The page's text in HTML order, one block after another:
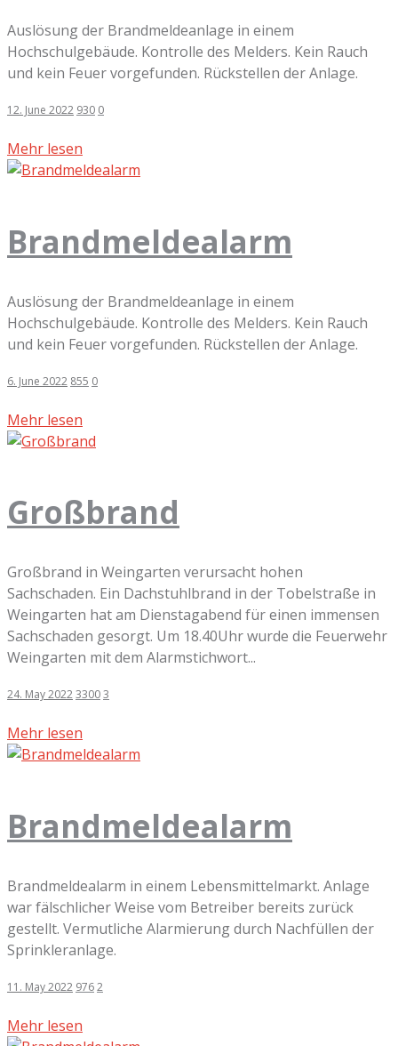
Auslösung der Brandmeldeanlage in einem
Hochschulgebäude. Kontrolle des Melders. Kein Rauch
und kein Feuer vorgefunden. Rückstellen der Anlage.
12. June 2022 930 0
Mehr lesen
Brandmeldealarm
Auslösung der Brandmeldeanlage in einem
Hochschulgebäude. Kontrolle des Melders. Kein Rauch
und kein Feuer vorgefunden. Rückstellen der Anlage.
6. June 2022 855 0
Mehr lesen
Großbrand
Großbrand in Weingarten verursacht hohen
Sachschaden. Ein Dachstuhlbrand in der Tobelstraße in
Weingarten hat am Dienstagabend für einen immensen
Sachschaden gesorgt. Um 18.40Uhr wurde die Feuerwehr
Weingarten mit dem Alarmstichwort...
24. May 202233003
Mehr lesen
Brandmeldealarm
Brandmeldealarm in einem Lebensmittelmarkt. Anlage
war fälschlicher Weise vom Betreiber bereits zurück
gestellt. Vermutliche Alarmierung durch Nachfüllen der
Sprinkleranlage.
11. May 2022 9762
Mehr lesen